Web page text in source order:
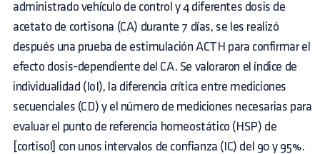
administrado vehículo de control y 4 diferentes dosis de
acetato de cortisona (CA) durante 7 días, se les realizó
después una prueba de estimulación ACTH para confirmar el
efecto dosis-dependiente del CA. Se valoraron el índice de
individualidad (IoI), la diferencia crítica entre mediciones
secuenciales (CD) y el número de mediciones necesarias para
evaluar el punto de referencia homeostático (HSP) de
[cortisol] con unos intervalos de confianza (IC) del 90 y 95%.